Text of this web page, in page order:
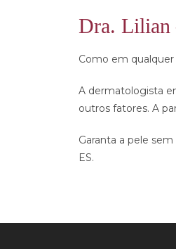
Dra. Lilian
Como em
A dermatologista
outros fatores. A
Garanta a pele
ES.